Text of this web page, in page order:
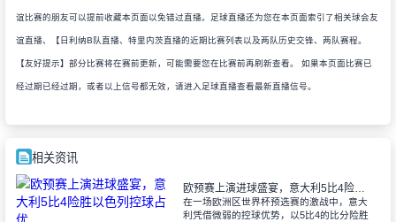
谊比赛的朋友可以提前收藏本页面以免错过直播。足球直播还为您在本页面索引了相关球会友
谊直播、【日利纳B队直播、特里内茨直播的近期比赛列表以及两队历史交锋、两队赛程。
【友好提示】部分比赛将在赛前更新，可能需要您在比赛前再刷新查看。 如果本页面比赛已
经过期已经过期，或者以上信号都无效，请进入足球直播查看最新直播信号。
相关资讯
欧预赛上演进球盛宴，意大利5比4险胜以色列控球占优
在一场欧洲区世界杯预选赛的激战中，意大
利凭借微弱的控球优势，以5比4的比分险胜